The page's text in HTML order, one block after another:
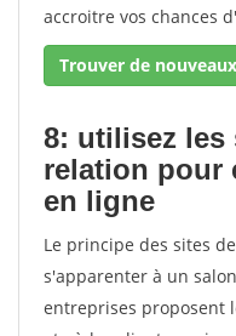
accroitre vos chances
Trouver de
8: utilisez les
relation pour
en ligne
Le principe des sites
s'apparenter à un
entreprises proposent